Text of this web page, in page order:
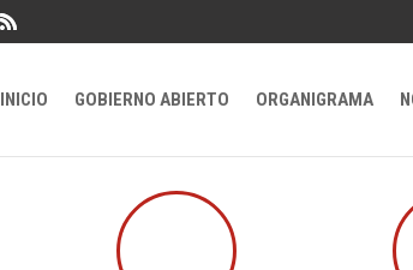
INICIO GOBIERNO ABIERTO ORGANIGRAMA